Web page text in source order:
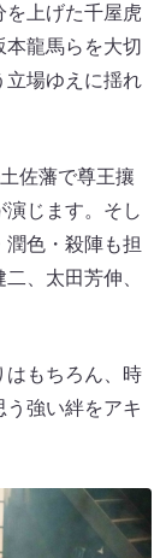
を上げた千屋虎
龍馬らを大切
立場ゆえに揺れ
佐藩で尊王攘
じます。そし
色・殺陣も担
、太田芳伸、
はもちろん、時
強い絆をアキ